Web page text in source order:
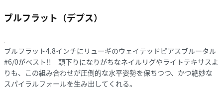
ブルフラット（デプス）
ブルフラット4.8インチにリューギのウェイテッドピアスブルータル
#6/0がベスト!! 頭下りになりがちなネイルリグやライトテキサスよ
りも、この組み合わせが圧倒的な水平姿勢を保ちつつ、かつ絶妙な
スパイラルフォールを生み出してくれる。